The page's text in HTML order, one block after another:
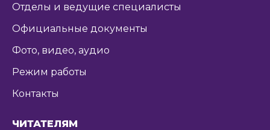
Отделы и ведущие специалисты
Официальные документы
Фото, видео, аудио
Режим работы
Контакты
ЧИТАТЕЛЯМ